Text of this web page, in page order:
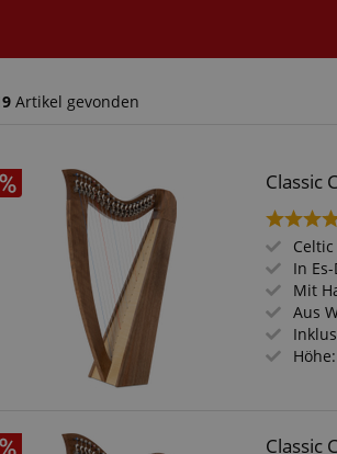
Artikel gevonden
Classic
In
Mit
Aus
Classic